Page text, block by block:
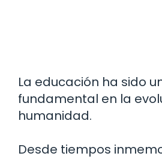
La educación ha sido
fundamental en la
humanidad.
Desde tiempos